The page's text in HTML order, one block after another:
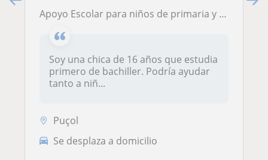
Apoyo Escolar para niños de primaria y secundaria
Soy una chica de 16 años que estudia
primero de bachiller. Podría ayudar
tanto a niñ...
Puçol
Se desplaza a domicilio